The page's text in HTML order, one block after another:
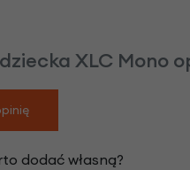
XLC Mono
dodać własną?